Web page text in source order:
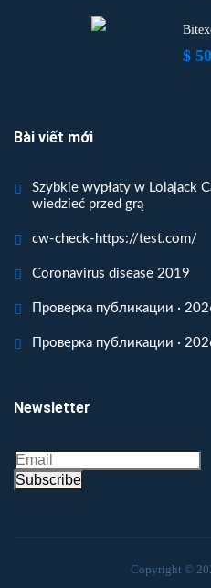
$
Bài viết mới
Szybkie wypłaty w Lolajack
wiedzieć przed grą
cw-check-https://test.com/
Coronavirus disease 2019
Проверка публикации ·
Проверка публикации ·
Newsletter
Subscribe
Copyright ©